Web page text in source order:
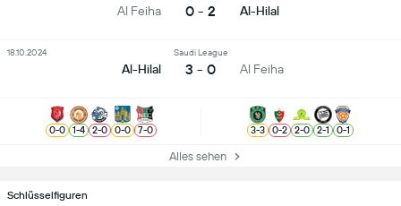
Schlüsselfiguren
Al Feiha 0 - 2 Al-Hilal
Al-Hilal
Saudi League
3 - 0 Al Feiha
18.10.2024
0-0 1-4 2-0 0-0 7-0 3-3 0-2 2-0 2-1 0-1
Alles sehen